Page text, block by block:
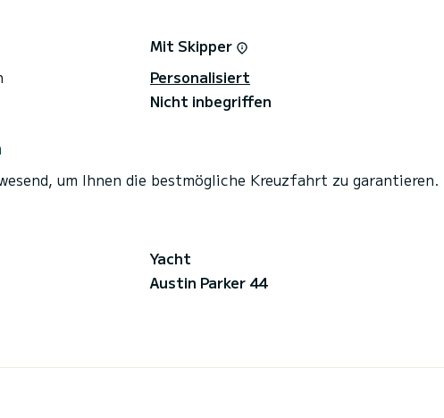
Mit Skipper
Personalisiert
Nicht inbegriffen
um Ihnen die bestmögliche Kreuzfahrt zu garantieren.
Yacht
Austin Parker 44